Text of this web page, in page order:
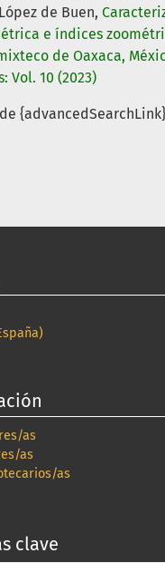
de Buen,
e índices
de Oaxaca,
Vol. 10 (2023)
as
as
as
clave